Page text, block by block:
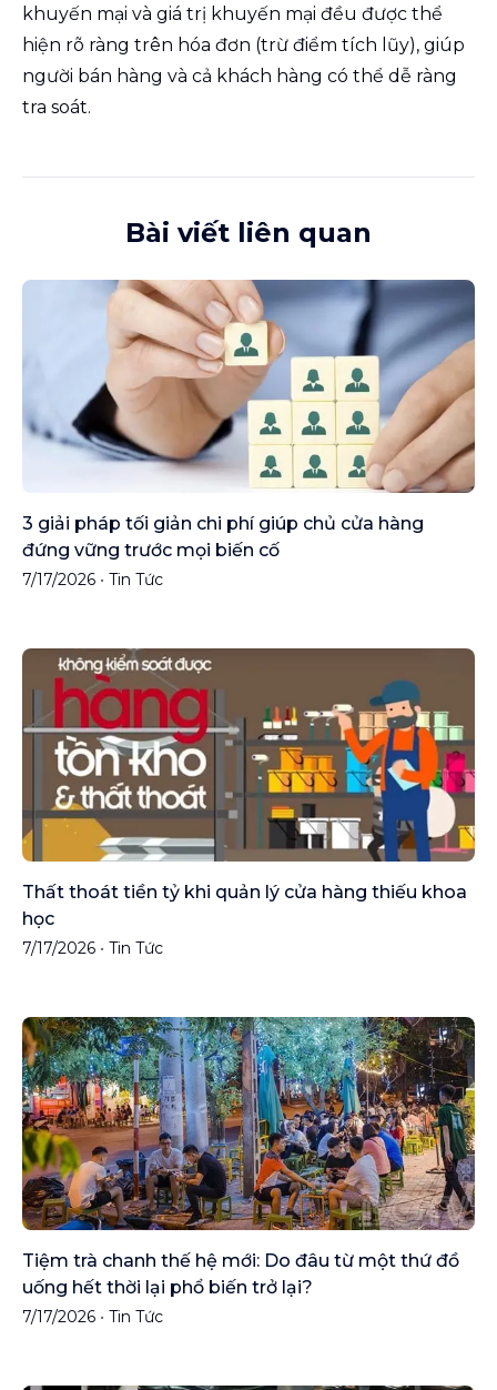
khuyến mại và giá trị khuyến mại đều được thể
hiện rõ ràng trên hóa đơn (trừ điểm tích lũy), giúp
người bán hàng và cả khách hàng có thể dễ ràng
tra soát.
Bài viết liên quan
3 giải pháp tối giản chi phí giúp chủ cửa hàng
đứng vững trước mọi biến cố
7/17/2026 • Tin Tức
Thất thoát tiền tỷ khi quản lý cửa hàng thiếu khoa
học
7/17/2026 • Tin Tức
Tiệm trà chanh thế hệ mới: Do đâu từ một thứ đồ
uống hết thời lại phổ biến trở lại?
7/17/2026 • Tin Tức